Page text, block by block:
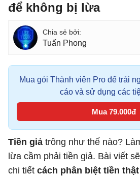
để không bị lừa
Tuấn Phong
Mua gói Thành viên Pro để trải
cáo và sử dụng các
Mua 79.000đ
Tiền giả trông như thế nào?
lừa cầm phải tiền giả. Bài viết
chi tiết cách phân biệt tiền